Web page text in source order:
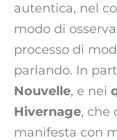
autentica, nel
modo di
processo di
parlando. In
Nouvelle, e nei
Hivernage, che
manifesta con